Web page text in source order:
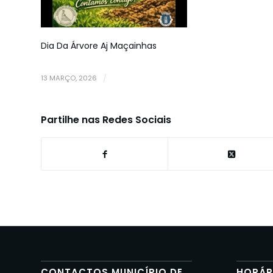
Dia Da Árvore Aj Maçainhas
13 MARÇO, 2026 /
Partilhe nas Redes Sociais